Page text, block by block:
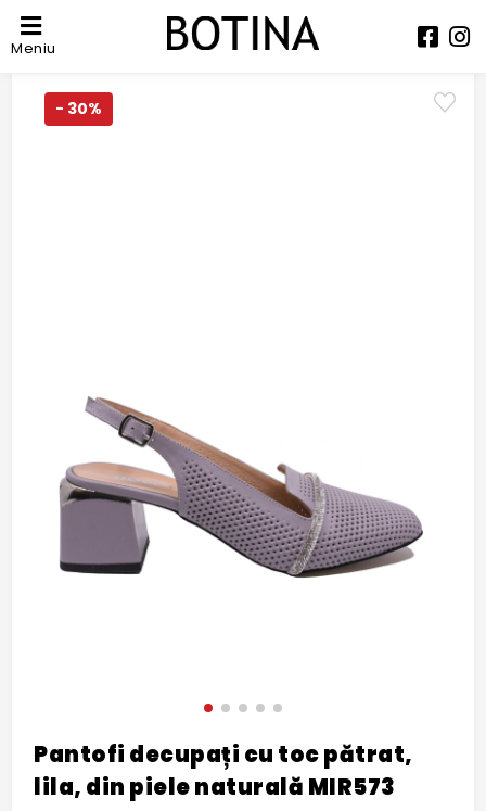
Meniu
- 30%
Pantofi decupați cu toc pătrat,
lila, din piele naturală MIR573